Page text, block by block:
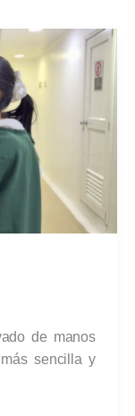
de manos
sencilla y